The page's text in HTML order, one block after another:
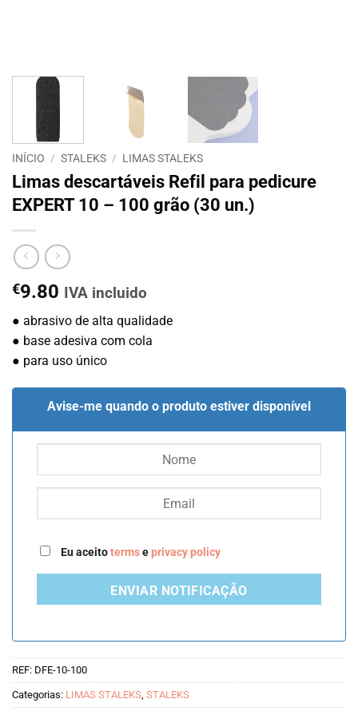
INÍCIO / STALEKS / LIMAS STALEKS
Limas descartáveis Refil para pedicure
EXPERT 10 – 100 grão (30 un.)
€9.80 IVA incluido
● abrasivo de alta qualidade
● base adesiva com cola
● para uso único
Avise-me quando o produto estiver disponível
Eu aceitotermseprivacy policy
ENVIAR NOTIFICAÇÃO
REF: DFE-10-100
Categorias: LIMAS STALEKS, STALEKS